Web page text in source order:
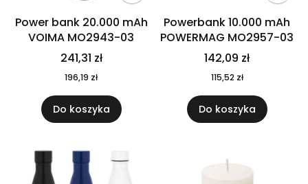
Power bank 20.000 mAh
VOIMA MO2943-03
241,31 zł
196,19 zł
Do koszyka
Powerbank 10.000 mAh
POWERMAG MO2957-03
142,09 zł
115,52 zł
Do koszyka